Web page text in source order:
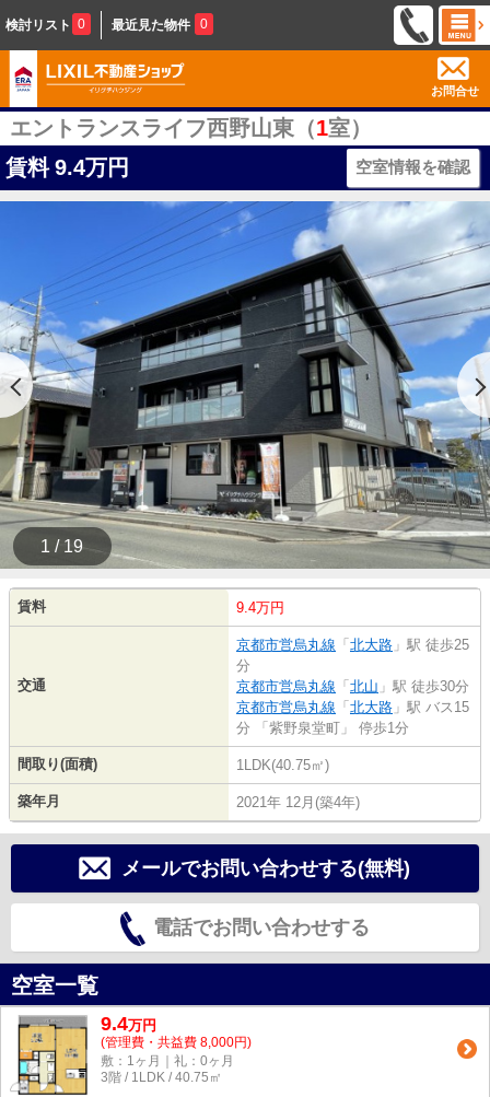
検討リスト 0 最近見た物件 0
お問合せ
エントランスライフ西野山東（1室）
賃料 9.4万円 空室情報を確認
1 / 19
賃料 9.4万円
交通
京都市営烏丸線 「 北大路 」駅 徒歩25
分
京都市営烏丸線 「 北山 」駅 徒歩30分
京都市営烏丸線 「 北大路 」駅 バス15
分 「紫野泉堂町」 停歩1分
間取り(面積) 1LDK(40.75㎡)
築年月 2021年 12月(築4年)
メールでお問い合わせする(無料)
電話でお問い合わせする
空室一覧
9.4万円
(管理費・共益費 8,000円)
敷：1ヶ月｜礼：0ヶ月
3階 / 1LDK / 40.75㎡